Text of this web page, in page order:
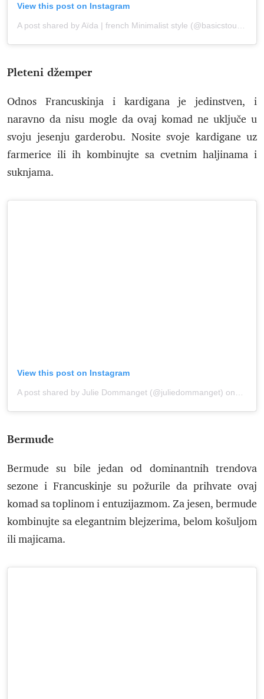
View this post on Instagram
A post shared by Aïda | french Minimalist style (@basicstouch)
Pleteni džemper
Odnos Francuskinja i kardigana je jedinstven, i
naravno da nisu mogle da ovaj komad ne uključe u
svoju jesenju garderobu. Nosite svoje kardigane uz
farmerice ili ih kombinujte sa cvetnim haljinama i
suknjama.
View this post on Instagram
A post shared by Julie Dommanget (@juliedommanget) onJul 19, 2020 at 7:09am PDT
Bermude
Bermude su bile jedan od dominantnih trendova
sezone i Francuskinje su požurile da prihvate ovaj
komad sa toplinom i entuzijazmom. Za jesen, bermude
kombinujte sa elegantnim blejzerima, belom košuljom
ili majicama.